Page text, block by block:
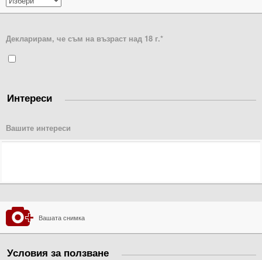
Декларирам, че съм на възраст над 18 г.*
Интереси
Вашите интереси
Вашата снимка
Условия за ползване